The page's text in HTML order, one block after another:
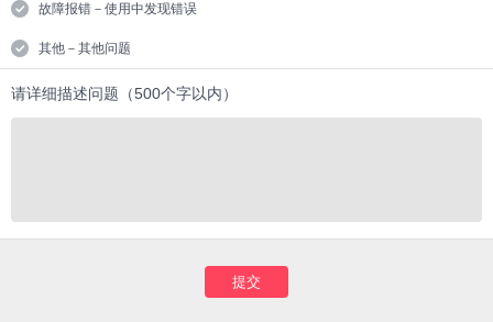
故障报错－使用中发现错误
其他－其他问题
请详细描述问题（500个字以内）
提交